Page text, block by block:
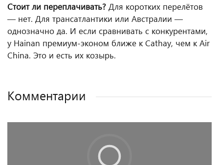
Стоит ли переплачивать? Для коротких перелётов
— нет. Для трансатлантики или Австралии —
однозначно да. И если сравнивать с конкурентами,
у Hainan премиум-эконом ближе к Cathay, чем к Air
China. Это и есть их козырь.
Комментарии